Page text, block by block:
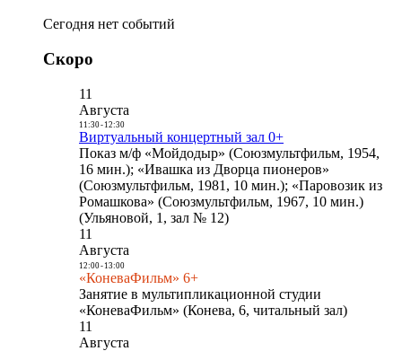
Сегодня нет событий
Скоро
11
Августа
11:30- 12:30
Виртуальный концертный зал 0+
Показ м/ф «Мойдодыр» (Союзмультфильм, 1954,
16 мин.); «Ивашка из Дворца пионеров»
(Союзмультфильм, 1981, 10 мин.); «Паровозик из
Ромашкова» (Союзмультфильм, 1967, 10 мин.)
(Ульяновой, 1, зал № 12)
11
Августа
12:00- 13:00
«КоневаФильм» 6+
Занятие в мультипликационной студии
«КоневаФильм» (Конева, 6, читальный зал)
11
Августа